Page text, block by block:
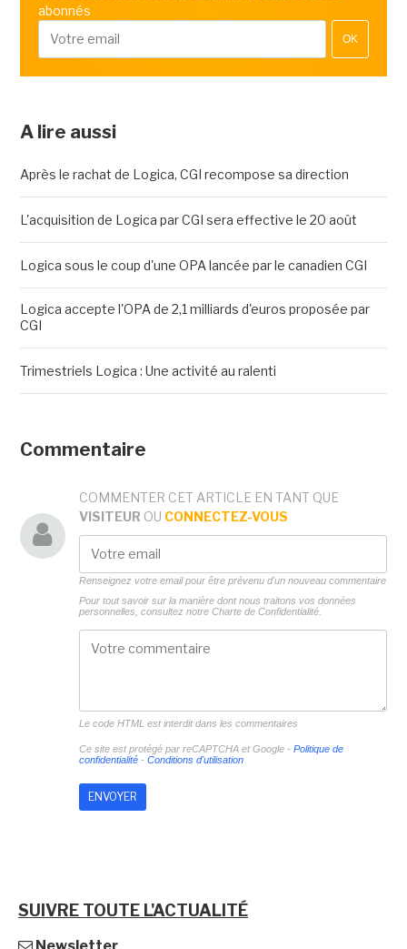
abonnés
OK
A lire aussi
Après le rachat de Logica, CGI recompose sa direction
L'acquisition de Logica par CGI sera effective le 20 août
Logica sous le coup d'une OPA lancée par le canadien CGI
Logica accepte l'OPA de 2,1 milliards d'euros proposée par
CGI
Trimestriels Logica : Une activité au ralenti
Commentaire
COMMENTER CET ARTICLE EN TANT QUE
VISITEUR OU CONNECTEZ-VOUS
Renseignez votre email pour être prévenu d'un nouveau commentaire
Pour tout savoir sur la manière dont nous traitons vos données
personnelles, consultez notre Charte de Confidentialité.
Le code HTML est interdit dans les commentaires
Ce site est protégé par reCAPTCHA et Google - Politique de
confidentialité- Conditions d'utilisation
SUIVRE TOUTE L'ACTUALITÉ